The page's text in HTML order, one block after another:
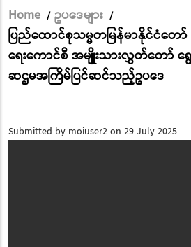
Breadcrumb
Home / ဥပဒေများ /
ပြည်ထောင်စုသမ္မတမြန်မာနိုင်ငံတေ
ရေးကောင်စီ အမျိုးသားလွှတ်တော်
ဆဌမအကြိမ်ပြင်ဆင်သည့်ဥပဒေ
Submitted by moiuser2on 29 July 2025